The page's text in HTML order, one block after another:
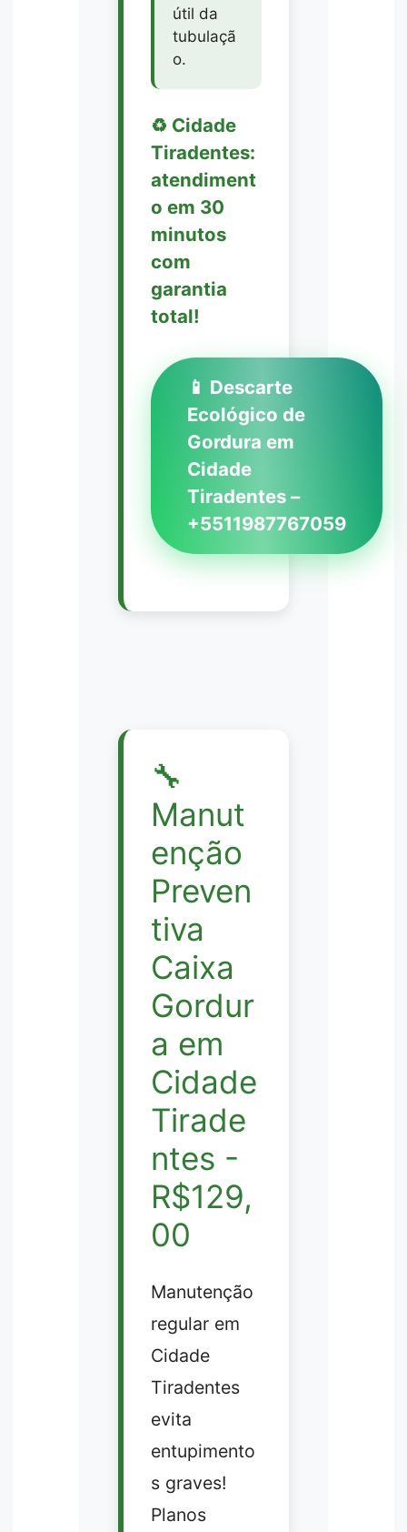
útil da
tubulaçã
o.
♻️ Cidade
Tiradentes:
atendiment
o em 30
minutos
com
garantia
total!
📱 Descarte
Ecológico de
Gordura em
Cidade
Tiradentes –
+5511987767059
🔧
Manut
enção
Preven
tiva
Caixa
Gordur
a em
Cidade
Tirade
ntes -
R$129,
00
Manutenção
regular em
Cidade
Tiradentes
evita
entupimento
s graves!
Planos